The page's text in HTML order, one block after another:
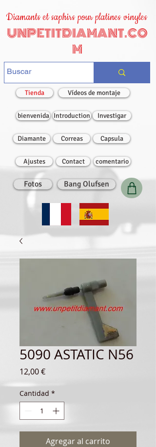
Diamants et saphirs pour platines vinyles
UNPETITDIAMANT.CO
M
Tienda Vídeos de montaje
bienvenida Introduction Investigar
Diamante Correas Capsula
Ajustes Contact comentario
Fotos Bang Olufsen
5090 ASTATIC N56
12,00 €Precio
Cantidad *
Agregar al carrito